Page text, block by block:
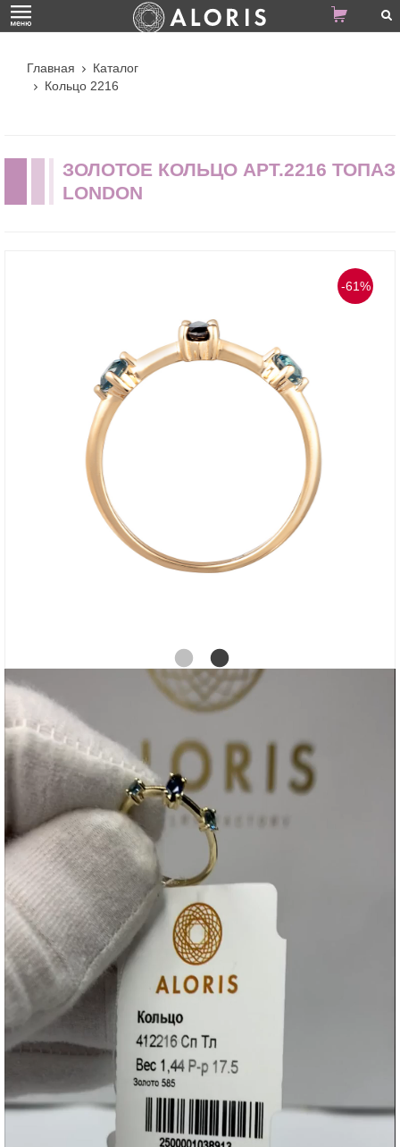
Главная
Каталог
Кольцо 2216
ЗОЛОТОЕ КОЛЬЦО АРТ.2216 ТОПАЗ
LONDON
-61%